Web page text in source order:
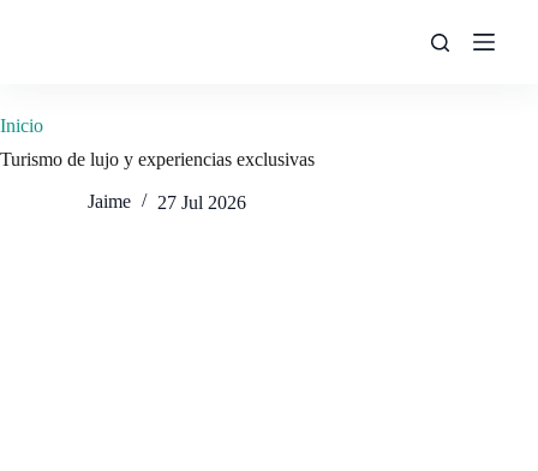
Inicio
Turismo de lujo y experiencias exclusivas
Jaime 27 Jul 2026